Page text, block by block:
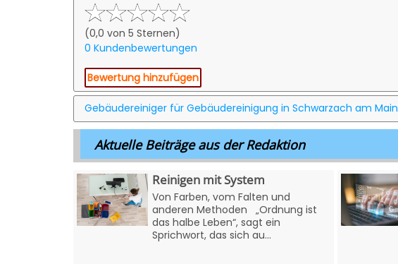
(0,0 von 5 Sternen)
0 Kundenbewertungen
Bewertung hinzufügen
Gebäudereiniger für Gebäudereinigung in Schwarzach am Main
Aktuelle Beiträge aus der Redaktion
Reinigen mit System
Von Farben, vom Falten und
anderen Methoden „Ordnung ist
das halbe Leben“, sagt ein
Sprichwort, das sich au...